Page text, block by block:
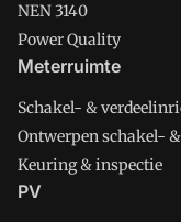
NEN 3140
Power Quality
Meterruimte
Schakel- &
Ontwerpen schakel-
Keuring & inspectie
PV